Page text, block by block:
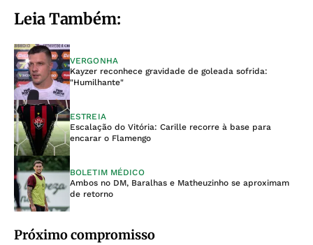
Leia Também:
VERGONHA
Kayzer reconhece gravidade de goleada sofrida:
"Humilhante"
ESTREIA
Escalação do Vitória: Carille recorre à base para
encarar o Flamengo
BOLETIM MÉDICO
Ambos no DM, Baralhas e Matheuzinho se aproximam
de retorno
Próximo compromisso